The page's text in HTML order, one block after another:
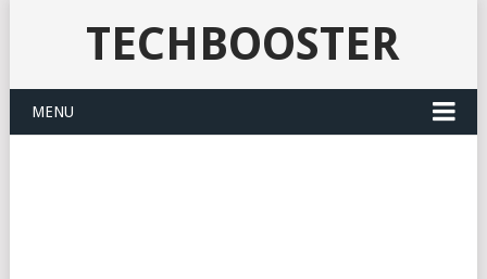
TECHBOOSTER
MENU